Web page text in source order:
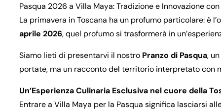
Pasqua 2026 a Villa Maya: Tradizione e Innovazione
La primavera in Toscana ha un profumo particolare: è
aprile 2026, quel profumo si trasformerà in
Siamo lieti di presentarvi il nostro Pranzo di Pasqua,
portate, ma un racconto del territorio interpretato con
Un’Esperienza Culinaria Esclusiva nel cuore della
Entrare a Villa Maya per la Pasqua significa lasciarsi